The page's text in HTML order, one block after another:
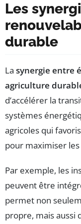
Les
durable
La synergie entre
agriculture
d’accélérer la
systèmes
agricoles qui
pour maximiser
Par exemple, les
peuvent être
permet non
propre, mais aussi